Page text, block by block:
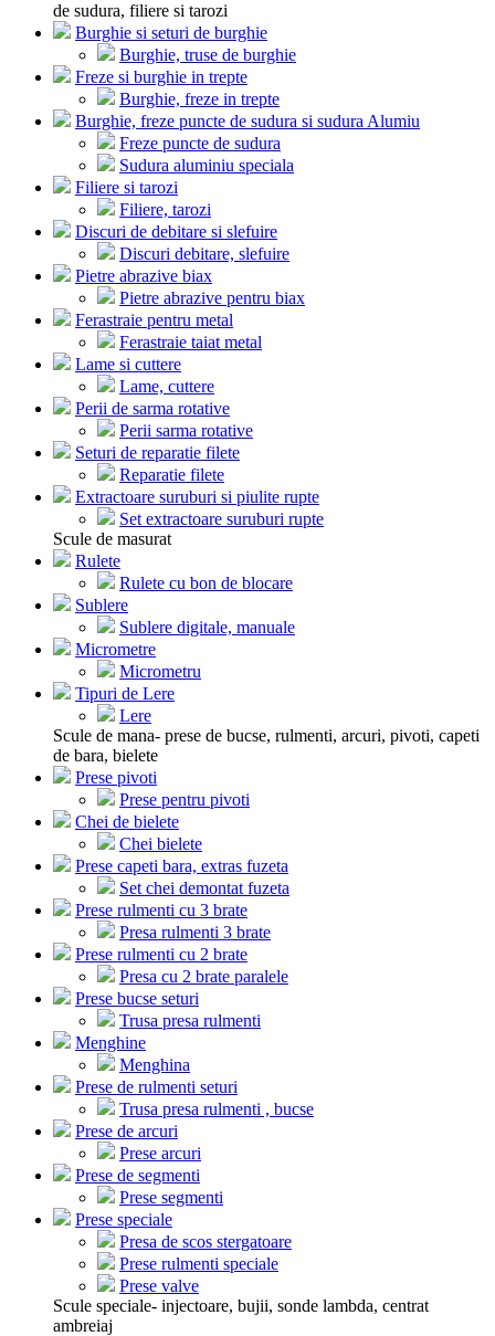
de sudura, filiere si tarozi
Burghie si seturi de burghie
Burghie, truse de burghie
Freze si burghie in trepte
Burghie, freze in trepte
Burghie, freze puncte de sudura si sudura Alumiu
Freze puncte de sudura
Sudura aluminiu speciala
Filiere si tarozi
Filiere, tarozi
Discuri de debitare si slefuire
Discuri debitare, slefuire
Pietre abrazive biax
Pietre abrazive pentru biax
Ferastraie pentru metal
Ferastraie taiat metal
Lame si cuttere
Lame, cuttere
Perii de sarma rotative
Perii sarma rotative
Seturi de reparatie filete
Reparatie filete
Extractoare suruburi si piulite rupte
Set extractoare suruburi rupte
Scule de masurat
Rulete
Rulete cu bon de blocare
Sublere
Sublere digitale, manuale
Micrometre
Micrometru
Tipuri de Lere
Lere
Scule de mana- prese de bucse, rulmenti, arcuri, pivoti, capeti
de bara, bielete
Prese pivoti
Prese pentru pivoti
Chei de bielete
Chei bielete
Prese capeti bara, extras fuzeta
Set chei demontat fuzeta
Prese rulmenti cu 3 brate
Presa rulmenti 3 brate
Prese rulmenti cu 2 brate
Presa cu 2 brate paralele
Prese bucse seturi
Trusa presa rulmenti
Menghine
Menghina
Prese de rulmenti seturi
Trusa presa rulmenti , bucse
Prese de arcuri
Prese arcuri
Prese de segmenti
Prese segmenti
Prese speciale
Presa de scos stergatoare
Prese rulmenti speciale
Prese valve
Scule speciale- injectoare, bujii, sonde lambda, centrat
ambreiaj